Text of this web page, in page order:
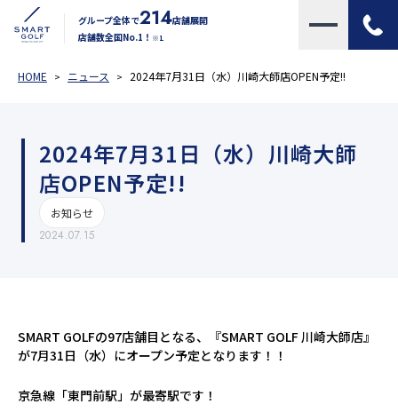
グループ全体で214店舗展開
店舗数全国No.1！ ※1
HOME ニュース 2024年7月31日（水）川崎大師店OPEN予定!!
2024年7月31日（水）川崎大師
店OPEN予定!!
お知らせ
2024.07.15
SMART GOLFの97店舗目となる、『SMART GOLF 川崎大師店』
が7月31日（水）にオープン予定となります！！
京急線「東門前駅」が最寄駅です！